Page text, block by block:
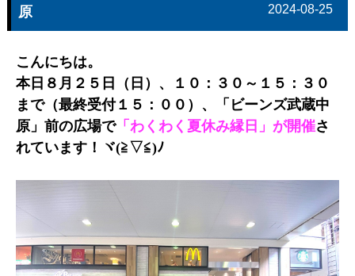
原
2024-08-25
こんにちは。
本日８月２５日（日）、１０：３０～１５：３０
まで（最終受付１５：００）、「ビーンズ武蔵中
原」前の広場で「わくわく夏休み縁日」が開催さ
れています！ヾ(≧▽≦)ﾉ